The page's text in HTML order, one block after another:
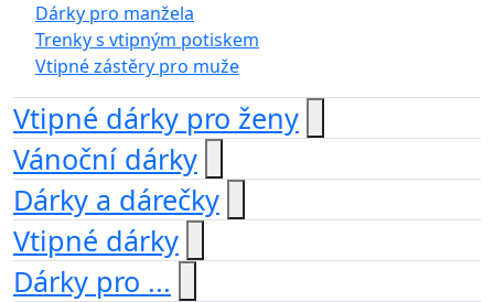
Dárky pro manžela
Trenky s vtipným potiskem
Vtipné zástěry pro muže
Vtipné dárky pro ženy
Vánoční dárky
Dárky a dárečky
Vtipné dárky
Dárky pro ...